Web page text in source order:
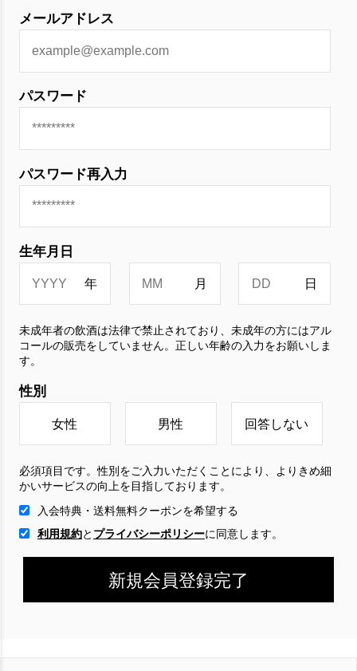
メールアドレス
パスワード
パスワード再入力
生年月日
未成年者の飲酒は法律で禁止されており、未成年の方にはアル
コールの販売をしていません。正しい年齢の入力をお願いしま
す。
性別
女性 男性 回答しない
必須項目です。性別をご入力いただくことにより、よりきめ細
かいサービスの向上を目指しております。
入会特典・送料無料クーポンを希望する
利用規約と プライバシーポリシーに 同意します。